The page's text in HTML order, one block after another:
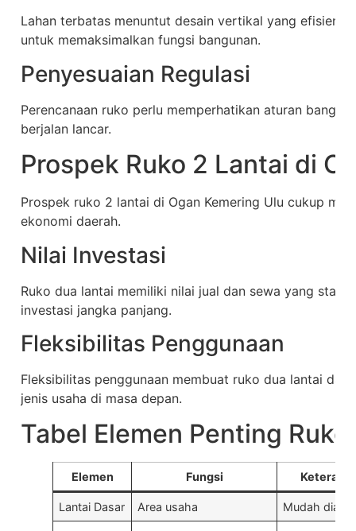
Lahan terbatas menuntut desain vertikal yang efisien.
untuk memaksimalkan fungsi bangunan.
Penyesuaian Regulasi
Perencanaan ruko perlu memperhatikan aturan
berjalan lancar.
Prospek Ruko 2 Lantai di
Prospek ruko 2 lantai di Ogan Kemering Ulu cukup
ekonomi daerah.
Nilai Investasi
Ruko dua lantai memiliki nilai jual dan sewa yang
investasi jangka panjang.
Fleksibilitas Penggunaan
Fleksibilitas penggunaan membuat ruko dua lantai
jenis usaha di masa depan.
Tabel Elemen Penting
Elemen Fungsi
Lantai Dasar Area usaha Mudah